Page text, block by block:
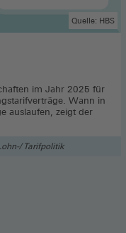
im Jahr 2025 für
Wann in
auslaufen, zeigt der
Quelle: HBS
Tarifpolitik